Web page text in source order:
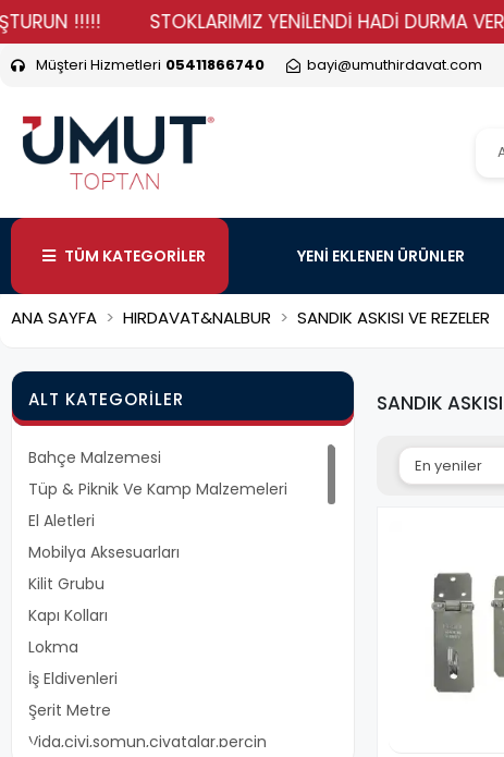
!!!!! STOKLARIMIZ YENİLENDİ HADİ DURMA VER
Müşteri Hizmetleri 05411866740 bayi@umuthirdavat.com
TÜM KATEGORİLER YENİ EKLENEN ÜRÜNLER
ANA SAYFA HIRDAVAT&NALBUR SANDIK ASKISI VE REZELER
ALT KATEGORILER
Bahçe Malzemesi
Tüp & Piknik Ve Kamp Malzemeleri
El Aletleri
Mobilya Aksesuarları
Kilit Grubu
Kapı Kolları
Lokma
İş Eldivenleri
Şerit Metre
Vida,çivi,somun,civatalar.perçin
SANDIK ASKISI